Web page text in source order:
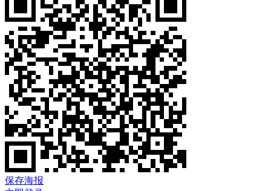
保存海报